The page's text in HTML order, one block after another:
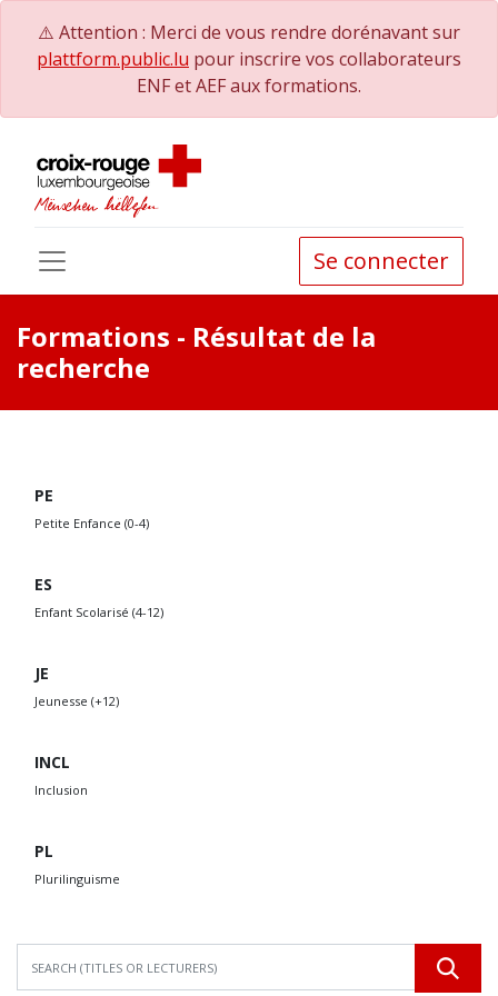
⚠️ Attention : Merci de vous rendre dorénavant sur
plattform.public.lu pour inscrire vos collaborateurs
ENF et AEF aux formations.
Se connecter
Formations - Résultat de la
recherche
PE
Petite Enfance (0-4)
ES
Enfant Scolarisé (4-12)
JE
Jeunesse (+12)
INCL
Inclusion
PL
Plurilinguisme